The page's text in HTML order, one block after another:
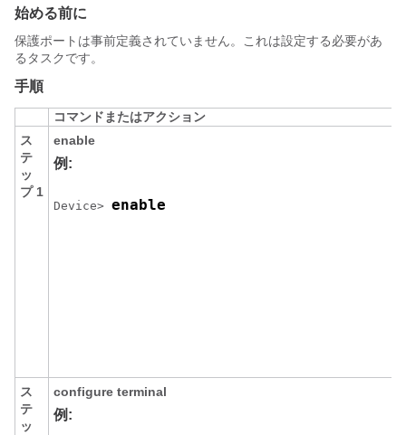
始める前に
保護ポートは事前定義されていません。これは設定する必要があ
るタスクです。
手順
コマンドまたはアクション
ス
テ
ッ
プ 1
enable
例:
Device> enable
ス
テ
ッ
configure terminal
例: